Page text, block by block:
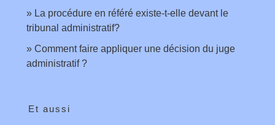
La procédure en référé existe-t-elle devant le
tribunal administratif?
Comment faire appliquer une décision du juge
administratif ?
Et aussi